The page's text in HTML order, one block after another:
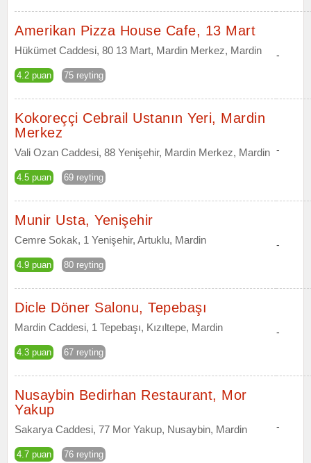
Amerikan Pizza House Cafe, 13 Mart
Hükümet Caddesi, 80 13 Mart, Mardin Merkez, Mardin
4.2 puan 75 reyting
-
Kokoreççi Cebrail Ustanın Yeri, Mardin
Merkez
Vali Ozan Caddesi, 88 Yenişehir, Mardin Merkez, Mardin
4.5 puan 69 reyting
-
Munir Usta, Yenişehir
Cemre Sokak, 1 Yenişehir, Artuklu, Mardin
4.9 puan 80 reyting
-
Dicle Döner Salonu, Tepebaşı
Mardin Caddesi, 1 Tepebaşı, Kızıltepe, Mardin
4.3 puan 67 reyting
-
Nusaybin Bedirhan Restaurant, Mor
Yakup
Sakarya Caddesi, 77 Mor Yakup, Nusaybin, Mardin
4.7 puan 76 reyting
-